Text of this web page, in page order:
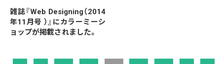
雑誌『Web Designing（2014
年11月号 ）』にカラーミーシ
ョップが掲載されました。